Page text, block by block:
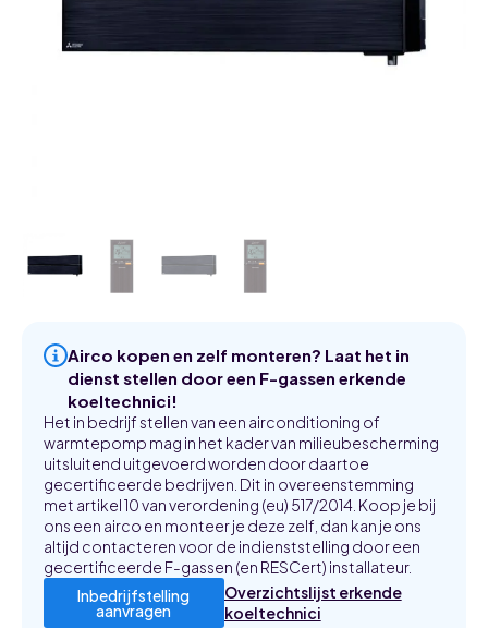
Airco kopen en zelf monteren? Laat het in
dienst stellen door een F-gassen erkende
koeltechnici!
Het in bedrijf stellen van een airconditioning of
warmtepomp mag in het kader van milieubescherming
uitsluitend uitgevoerd worden door daartoe
gecertificeerde bedrijven. Dit in overeenstemming
met artikel 10 van verordening (eu) 517/2014. Koop je bij
ons een airco en monteer je deze zelf, dan kan je ons
altijd contacteren voor de indienststelling door een
gecertificeerde F-gassen (en RESCert) installateur.
Inbedrijfstelling
aanvragen
Overzichtslijst erkende
koeltechnici